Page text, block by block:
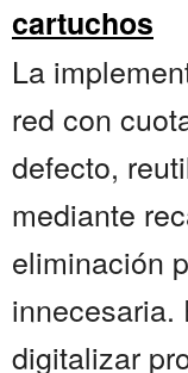
cartuchos
La
red con
defecto,
mediante
eliminación
innecesaria.
digitalizar